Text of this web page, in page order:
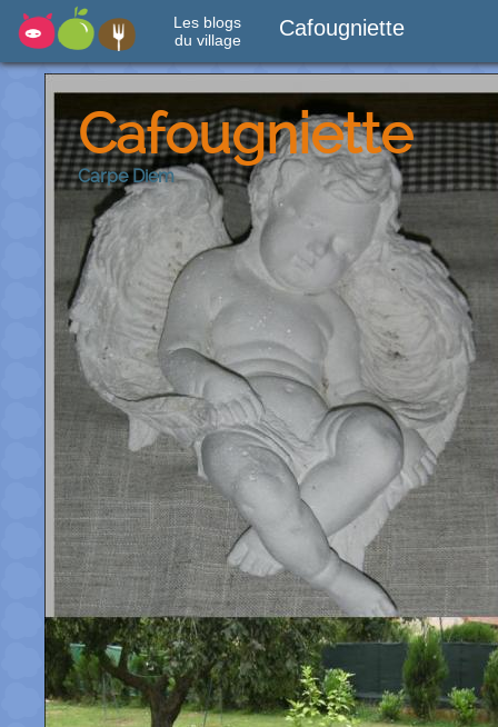
Les blogs
du village
Cafougniette
Cafougniette
Carpe Diem